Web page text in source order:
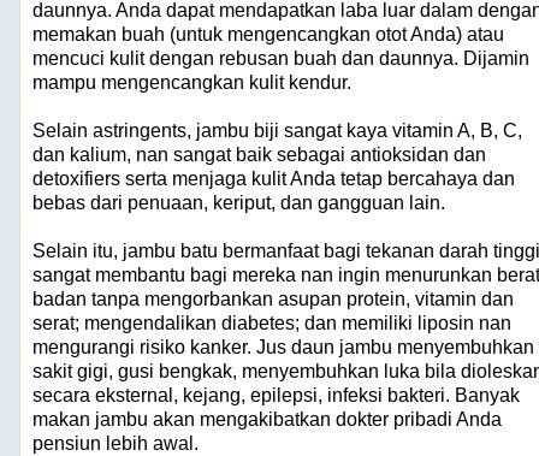
daunnya. Anda dapat mendapatkan laba luar dalam
memakan buah (untuk mengencangkan otot Anda) atau
mencuci kulit dengan rebusan buah dan daunnya. Dijamin
mampu mengencangkan kulit kendur.
Selain astringents, jambu biji sangat kaya vitamin A, B, C,
dan kalium, nan sangat baik sebagai antioksidan dan
detoxifiers serta menjaga kulit Anda tetap bercahaya dan
bebas dari penuaan, keriput, dan gangguan lain.
Selain itu, jambu batu bermanfaat bagi tekanan darah
sangat membantu bagi mereka nan ingin menurunkan berat
badan tanpa mengorbankan asupan protein, vitamin dan
serat; mengendalikan diabetes; dan memiliki liposin nan
mengurangi risiko kanker. Jus daun jambu menyembuhkan
sakit gigi, gusi bengkak, menyembuhkan luka bila
secara eksternal, kejang, epilepsi, infeksi bakteri. Banyak
makan jambu akan mengakibatkan dokter pribadi Anda
pensiun lebih awal.